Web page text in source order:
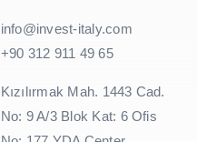
info@invest-italy.com
+90 312 911 49 65
Kızılırmak Mah. 1443 Cad.
No: 9 A/3 Blok Kat: 6 Ofis